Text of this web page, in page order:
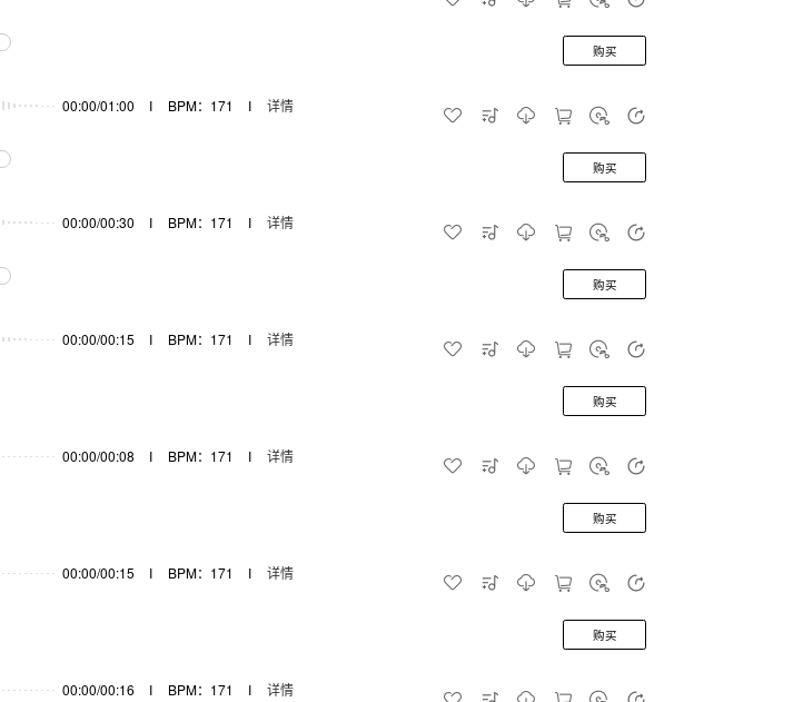
00:00/01:00 I BPM：171 I 详情
购买
00:00/00:30 I BPM：171 I 详情
购买
00:00/00:15 I BPM：171 I 详情
购买
00:00/00:08 I BPM：171 I 详情
购买
00:00/00:15 I BPM：171 I 详情
购买
00:00/00:16 I BPM：171 I 详情
购买